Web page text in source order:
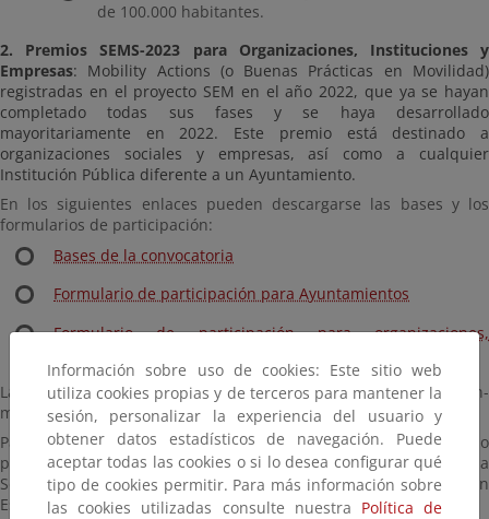
de 100.000 habitantes.
2. Premios SEMS-2023 para Organizaciones, Instituciones y
Empresas: Mobility Actions (o Buenas Prácticas en Movilidad)
registradas en el proyecto SEM en el año 2022, que ya se hayan
completado todas sus fases y se haya desarrollado
mayoritariamente en 2022. Este premio está destinado a
organizaciones sociales y empresas, así como a cualquier
Institución Pública diferente a un Ayuntamiento.
En los siguientes enlaces pueden descargarse las bases y los
formularios de participación:
Bases de la convocatoria
Formulario de participación para Ayuntamientos
Formulario de participación para organizaciones,
Las candidaturas a los Premios se deben enviar al buzón: bzn-
movilidad@miteco.es
Para cualquier duda o consulta sobre el proceso de inscripción o
participación en los premios, puede ponerse en contacto con la
Secretaría Técnica de la Semana Europea de la Movilidad en
España a través de:
Información sobre uso de cookies: Este sitio web
utiliza cookies propias y de terceros para mantener la
sesión, personalizar la experiencia del usuario y
obtener datos estadísticos de navegación. Puede
aceptar todas las cookies o si lo desea configurar qué
tipo de cookies permitir. Para más información sobre
las cookies utilizadas consulte nuestra Política de